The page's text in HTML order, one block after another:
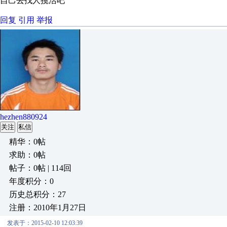
回复 引用 举报
hezhen880924
关注 私信
精华：0帖
求助：0帖
帖子：0帖 | 114回
年度积分：0
历史总积分：27
注册：2010年1月27日
发表于：2015-02-10 12:03:39